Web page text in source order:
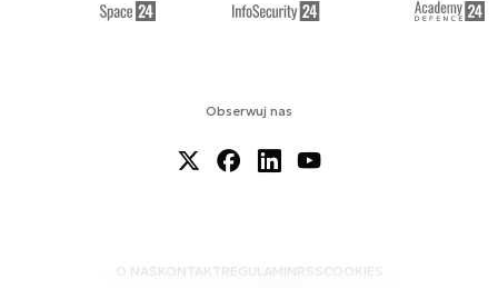
Obserwuj nas
O NAS KONTAKTREGULAMINRSS COOKIES